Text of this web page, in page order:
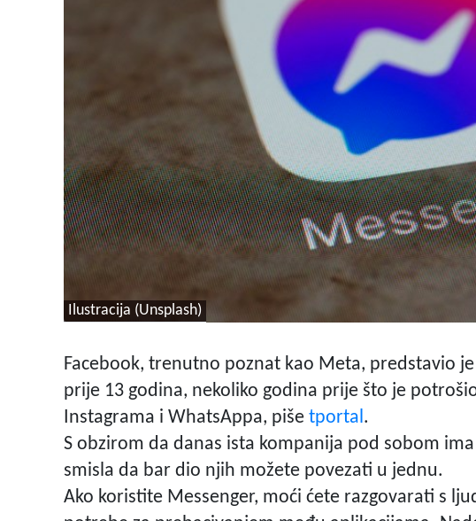
Ilustracija (Unsplash)
Facebook, trenutno poznat kao Meta, predstavio
prije 13 godina, nekoliko godina prije što je
Instagrama i WhatsAppa, piše tportal.
S obzirom da danas ista kompanija pod sobom
smisla da bar dio njih možete povezati u jednu.
Ako koristite Messenger, moći ćete razgovarati s